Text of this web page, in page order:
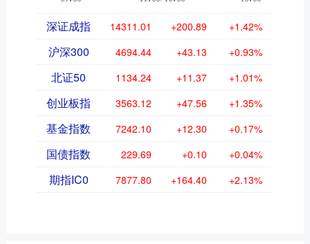
深证成指 14311.01 +200.89 +1.42%
沪深300 4694.44 +43.13 +0.93%
北证50 1134.24 +11.37 +1.01%
创业板指 3563.12 +47.56 +1.35%
基金指数 7242.10 +12.30 +0.17%
国债指数 229.69 +0.10 +0.04%
期指IC0 7877.80 +164.40 +2.13%